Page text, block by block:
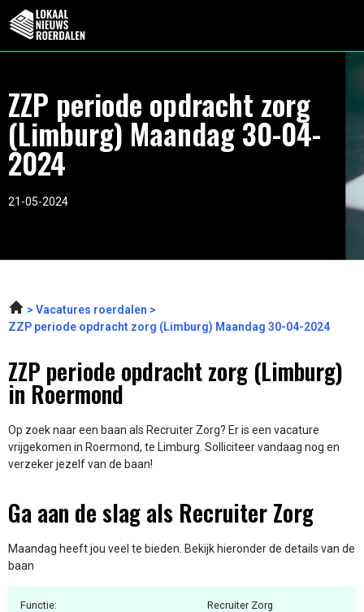
ZZP periode opdracht zorg
(Limburg) Maandag 30-04-
2024
21-05-2024
Vacatures roerdalen
ZZP periode opdracht zorg (Limburg) Maandag 30-04-2024
ZZP periode opdracht zorg (Limburg)
in Roermond
Op zoek naar een baan als Recruiter Zorg? Er is een vacature
vrijgekomen in Roermond, te Limburg. Solliciteer vandaag nog en
verzeker jezelf van de baan!
Ga aan de slag als Recruiter Zorg
Maandag heeft jou veel te bieden. Bekijk hieronder de details van de
baan
Functie: Recruiter Zorg